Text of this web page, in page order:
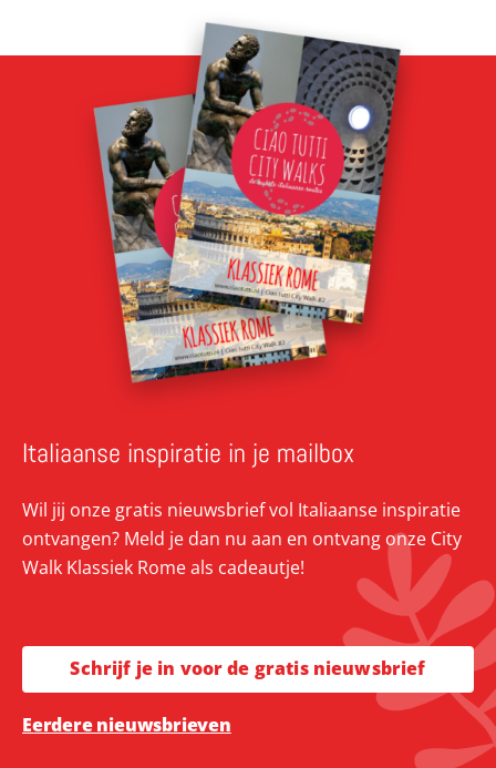
Italiaanse inspiratie in je mailbox
Wil jij onze gratis nieuwsbrief vol Italiaanse inspiratie
ontvangen? Meld je dan nu aan en ontvang onze City
Walk Klassiek Rome als cadeautje!
Schrijf je in voor de gratis nieuwsbrief
Eerdere nieuwsbrieven